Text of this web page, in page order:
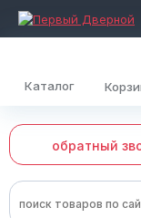
Каталог
обратный